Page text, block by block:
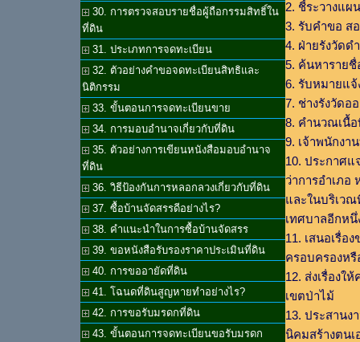
30. การตรวจสอบรายชื่อผู้ถือกรรมสิทธิ์ใน
ที่ดิน
31. ประเภทการจดทะเบียน
32. ตัวอย่างคำขอจดทะเบียนสิทธิและ
นิติกรรม
33. ขั้นตอนการจดทะเบียนขาย
34. การมอบอำนาจเกี่ยวกับที่ดิน
35. ตัวอย่างการเขียนหนังสือมอบอำนาจ
ที่ดิน
36. วิธีป้องกันการหลอกลวงเกี่ยวกับที่ดิน
37. ซื้อบ้านจัดสรรดีอย่างไร?
38. คำแนะนำในการซื้อบ้านจัดสรร
39. ขอหนังสือรับรองราคาประเมินที่ดิน
40. การขออายัดที่ดิน
41. โฉนดที่ดินสูญหายทำอย่างไร?
42. การขอรับมรดกที่ดิน
43. ขั้นตอนการจดทะเบียนขอรับมรดก
2. ชี้ระวางแผ
3. รับคำขอ ส
4. ฝ่ายรังวัดด
5. ค้นหารายชื่
6. รับหมายแจ้
7. ช่างรังวัดอ
8. คำนวณเนื้
9. เจ้าพนักง
10. ประกาศ
ว่าการอำเภอ
และในบริเว
เทศบาลอีกห
11. เสนอเรื่
ครอบครองห
12. ส่งเรื่อง
เขตป่าไม้
13. ประสาน
นิคมสร้างตน